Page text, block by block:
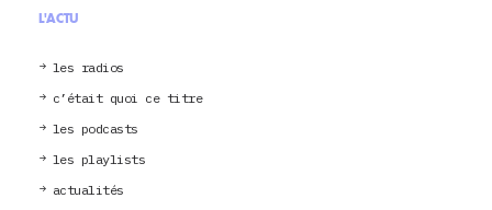
L'ACTU
les radios
c’était quoi ce titre
les podcasts
les playlists
actualités